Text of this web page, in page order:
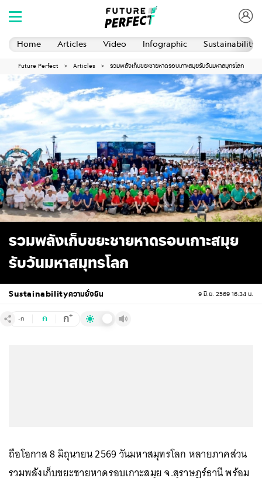
Home Articles Video Infographic Sustainability
Future Perfect Articles รวมพลังเก็บขยะชายหาดรอบเกาะสมุยรับวันมหาสมุทรโลก
รวมพลังเก็บขยะชายหาดรอบเกาะสมุย
รับวันมหาสมุทรโลก
Sustainabilityความยั่งยืน 9 มิ.ย. 2569 16:34 น.
-ก ก ก+
ถือโอกาส 8 มิถุนายน 2569 วันมหาสมุทรโลก หลายภาคส่วน
รวมพลังเก็บขยะชายหาดรอบเกาะสมุย จ.สุราษฎร์ธานี พร้อม